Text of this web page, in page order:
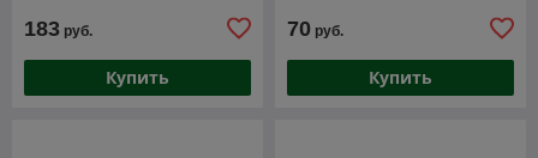
183 руб.
Купить
70 руб.
Купить